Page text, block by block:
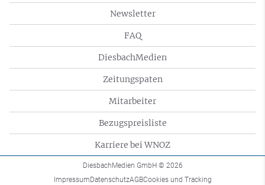
Newsletter
FAQ
DiesbachMedien
Zeitungspaten
Mitarbeiter
Bezugspreisliste
Karriere bei WNOZ
DiesbachMedien GmbH © 2026
ImpressumDatenschutzAGBCookies und Tracking